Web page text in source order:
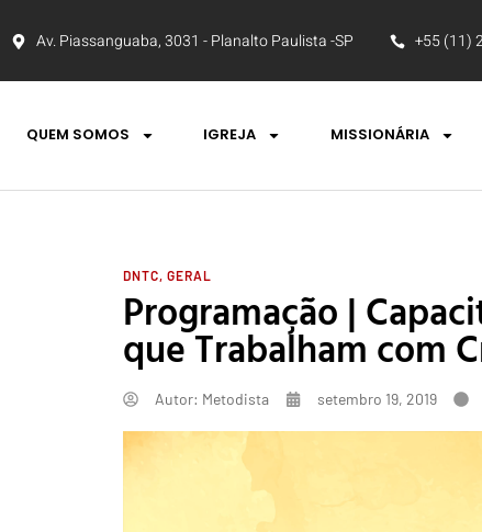
Av. Piassanguaba, 3031 - Planalto Paulista -SP +55 (11)
QUEM SOMOS IGREJA MISSIONÁRIA
DNTC, GERAL
Programação |
que Trabalham com
Autor: Metodista setembro 19, 2019